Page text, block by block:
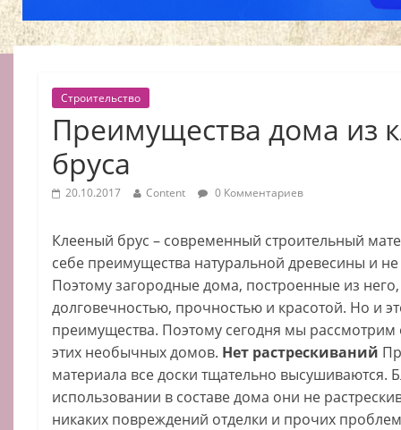
Строительство
Преимущества дома из
бруса
20.10.2017 Content 0 Комментариев
Клееный брус – современный строительный
себе преимущества натуральной древесины и не
Поэтому загородные дома, построенные из
долговечностью, прочностью и красотой. Но и
преимущества. Поэтому сегодня мы рассмотрим
этих необычных домов. Нет растрескиваний
материала все доски тщательно высушиваются.
использовании в составе дома они не
никаких повреждений отделки и прочих